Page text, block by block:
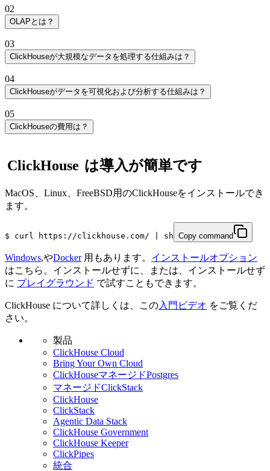
も高速です。通常は大規模なデータベースに対するリアルタ
イムのクエリを手頃なコストで実装するために使用されます
「スピードレイヤ」を追加して機能拡張するためにも使用さ
れます。
02
OLAPとは？
の略で、OLTP（Online Transaction Processing）と対比した用
語です。OLAPデータベースは大規模なデータセットを使用
す。
03
ClickHouseが大規模なデータを処理する仕組みは？
やく処理します。また、クエリをベクトル化して実行するこ
とでCPU効率を最大化します。
04
ClickHouseがデータを可視化および分析する仕組みは？
やドライバに対するコネクタをサポートしています。
ClickHouseインテグレーションの一覧を、こちらのページで
05
ClickHouseの費用は？
管理に必要な人員の数によって変わります。ClickHouse
す。
ClickHouse は導入が簡単です
MacOS、Linux、FreeBSD用のClickHouseをインストールでき
ます。
$ curl https://clickhouse.com/ | sh Copy command
Windows,やDocker用もあります。 インストールオプション
はこちら。インストールせずに、または、インストールせず
に プレイグラウンド で試すこともできます。
ClickHouse について詳しくは、この入門ビデオ をご覧くだ
さい。
製品
ClickHouse Cloud
Bring Your Own Cloud
ClickHouseマネージドPostgres
マネージドClickStack
ClickHouse
ClickStack
Agentic Data Stack
ClickHouse Government
ClickHouse Keeper
ClickPipes
統合